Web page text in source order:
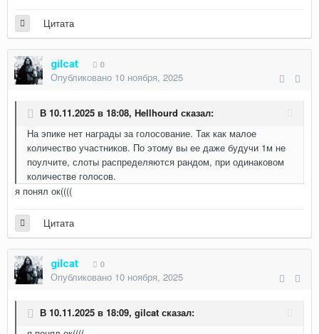
Цитата
gilcat 0
Опубликовано 10 ноября, 2025
В 10.11.2025 в 18:08, Hellhourd сказал:
На эпике нет награды за голосование. Так как малое
количество участников. По этому вы ее даже будучи 1м не
поулчите, слоты распределяются рандом, при одинаковом
количестве голосов.
я понял ок((((
Цитата
gilcat 0
Опубликовано 10 ноября, 2025
В 10.11.2025 в 18:09, gilcat сказал: